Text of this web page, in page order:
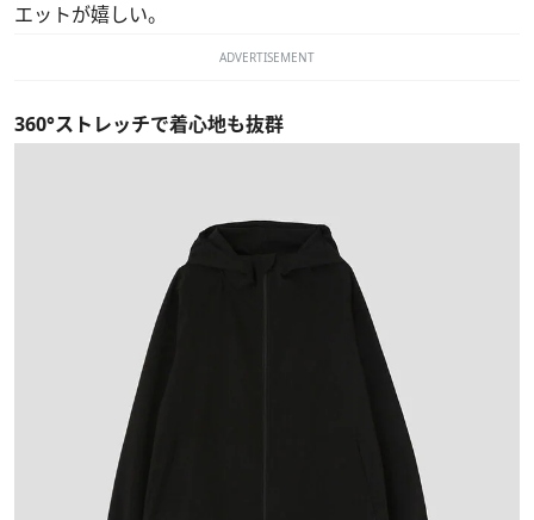
エットが嬉しい。
ADVERTISEMENT
360°ストレッチで着心地も抜群